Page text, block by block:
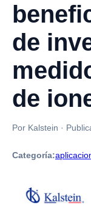
de
de
Por Kalstein ·
Categoría: